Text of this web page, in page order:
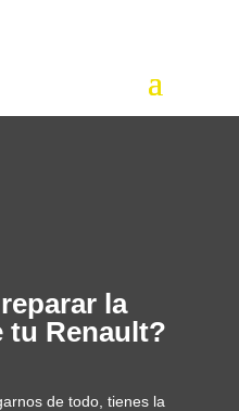
la
tu Renault?
de todo, tienes la